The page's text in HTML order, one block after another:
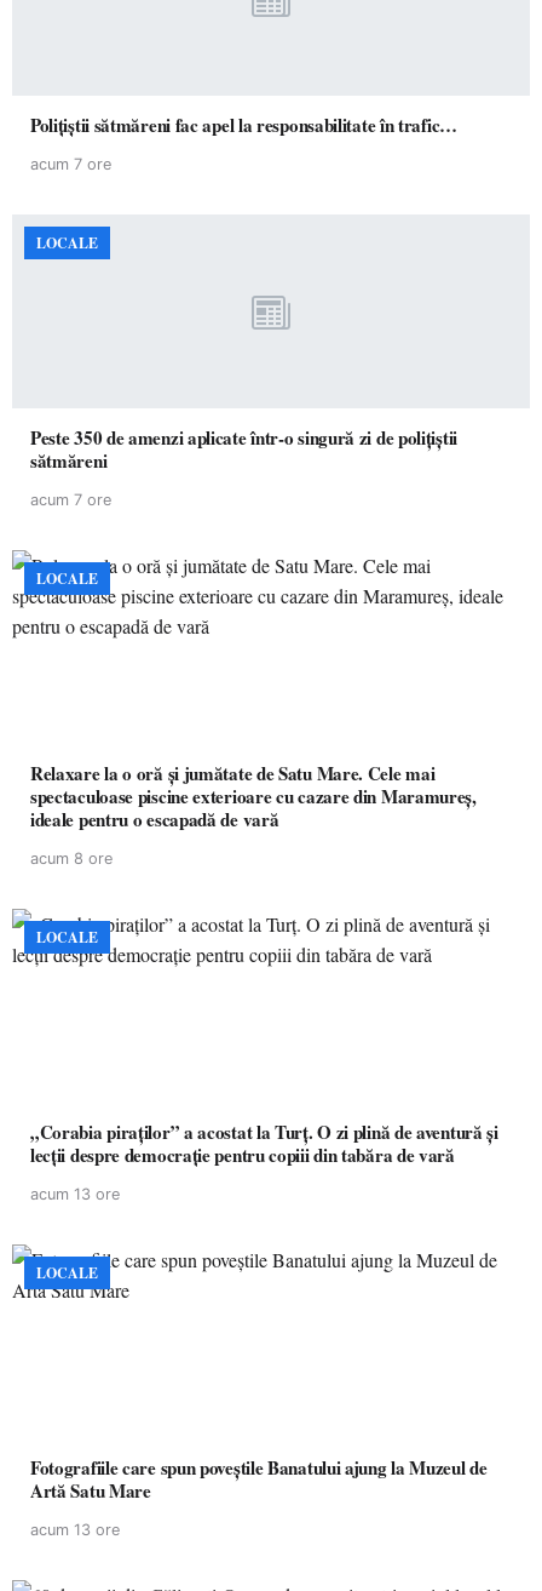
Polițiștii sătmăreni fac apel la responsabilitate în trafic…
acum 7 ore
LOCALE
Peste 350 de amenzi aplicate într-o singură zi de polițiștii
sătmăreni
acum 7 ore
LOCALE
Relaxare la o oră și jumătate de Satu Mare. Cele mai
spectaculoase piscine exterioare cu cazare din Maramureș,
ideale pentru o escapadă de vară
acum 8 ore
LOCALE
„Corabia piraților” a acostat la Turț. O zi plină de aventură și
lecții despre democrație pentru copiii din tabăra de vară
acum 13 ore
LOCALE
Fotografiile care spun poveștile Banatului ajung la Muzeul de
Artă Satu Mare
acum 13 ore